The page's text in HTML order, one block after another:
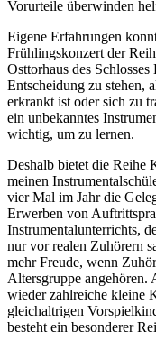
Vorurteile überwinden
Eigene Erfahrungen
Frühlingskonzert der
Osttorhaus des
Entscheidung zu stehen,
erkrankt ist oder sich zu
ein unbekanntes
wichtig, um zu lernen.
Deshalb bietet die Reihe
meinen
vier Mal im Jahr die
Erwerben von
Instrumentalunterrichts,
nur vor realen Zuhörern
mehr Freude, wenn
Altersgruppe angehören.
wieder zahlreiche kleine
gleichaltrigen
besteht ein besonderer